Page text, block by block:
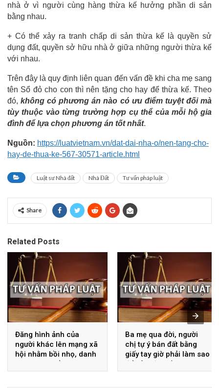
nhà ở vì người cùng hàng thừa kế hưởng phần di sản
bằng nhau.
+ Có thể xảy ra tranh chấp di sản thừa kế là quyền sử
dụng đất, quyền sở hữu nhà ở giữa những người thừa kế
với nhau.
Trên đây là quy định liên quan đến vấn đề khi cha mẹ sang
tên Sổ đỏ cho con thì nên tặng cho hay để thừa kế. Theo
đó,không có phương án nào có ưu điểm tuyệt đối mà
tùy thuộc vào từng trường hợp cụ thể của mỗi hộ gia
đình để lựa chọn phương án tốt nhất.
Nguồn: https://luatvietnam.vn/dat-dai-nha-o/nen-tang-cho-
hay-de-thua-ke-567-30571-article.html
Luật sư Nhà đất Nhà Đất Tư vấn pháp luật
Share
Related Posts
Đăng hình ảnh của
người khác lên mạng xã
hội nhằm bồi nhọ, danh
dự, nhân phẩm thì có vi
phạm pháp luật không?
Ba mẹ qua đời, người
chị tự ý bán đất bằng
giấy tay giờ phải làm sao
để bảo vệ quyền lợi?